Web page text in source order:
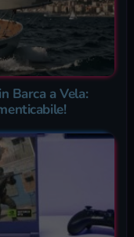
Barca a Vela: